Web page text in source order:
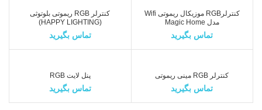
کنترلرRGB موزیکال ریموتی Wifi
مدل Magic Home
تماس بگیرید
کنترلر RGB ریموتی بلوتوثی
(HAPPY LIGHTING)
تماس بگیرید
کنترلر RGB مینی ریموتی
تماس بگیرید
پنل لایت RGB
تماس بگیرید